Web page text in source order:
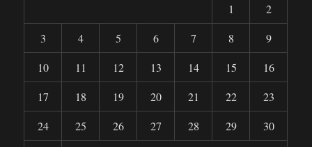
1
2
3
4 5 6 7 8
9
10
11 12 13 14 15
16
17
18 19 20 21 22
23
24
25 26 27 28 29
30